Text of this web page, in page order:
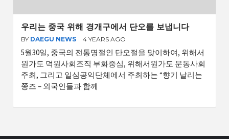
우리는 중국 위해 경개구에서 단오를 보냅니다
BY DAEGU NEWS 4 YEARS AGO
5월30일, 중국의 전통명절인 단오절을 맞이하여, 위해서
원가도 덕원사회조직 부화중심, 위해서원가도 문동사회
주최, 그리고 일심공익단체에서 주최하는 “향기 날리는
쫑즈 – 외국인들과 함께